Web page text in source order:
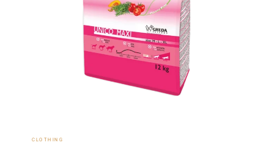
CLOTHING